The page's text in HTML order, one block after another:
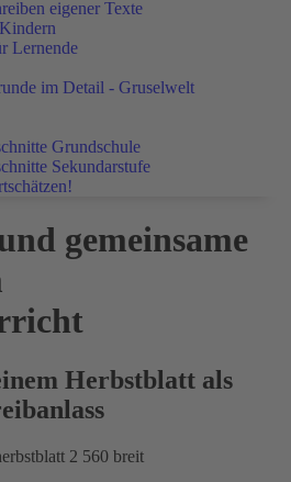
eigener Texte
Lernende
im Detail - Gruselwelt
Grundschule
Sekundarstufe
gemeinsame
Herbstblatt als